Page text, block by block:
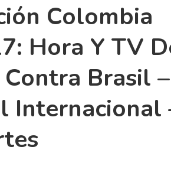
Colombia
Hora Y TV
Contra Brasil –
Internacional